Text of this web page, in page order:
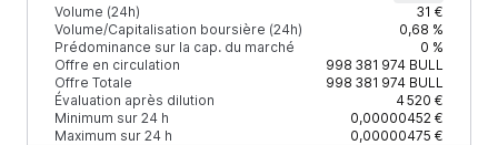
Volume (24h)
31 €
Volume/Capitalisation boursière (24h)
0,68 %
Prédominance sur la cap. du marché
0 %
Offre en circulation
998 381 974BULL
Offre Totale
998 381 974BULL
Évaluation après dilution
4 520 €
Minimum sur 24 h
0,00000452 €
Maximum sur 24 h
0,00000475 €